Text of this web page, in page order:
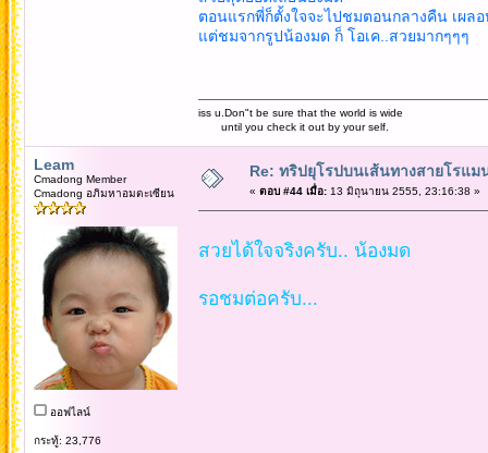
ตอนแรกพี่ก็ตั้งใจจะไปชมตอนกลางคืน เผล
แต่ชมจากรูปน้องมด ก็ โอเค..สวยมากๆๆๆ
iss u.Don"t be sure that the world is wide
until you check it out by your self.
Leam
Cmadong Member
Cmadong อภิมหาอมตะเซียน
ออฟไลน์
กระทู้: 23,776
Re: ทริปยุโรปบนเส้นทางสายโรแม
« ตอบ #44 เมื่อ:13 มิถุนายน 2555, 23:16:38 »
สวยได้ใจจริงครับ.. น้องมด
รอชมต่อครับ...